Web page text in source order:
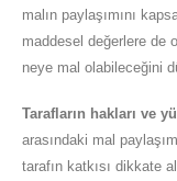
malın paylaşımını
maddesel değerlere de
neye mal olabileceğini
Tarafların hakları ve
arasındaki mal
tarafın katkısı dikkate